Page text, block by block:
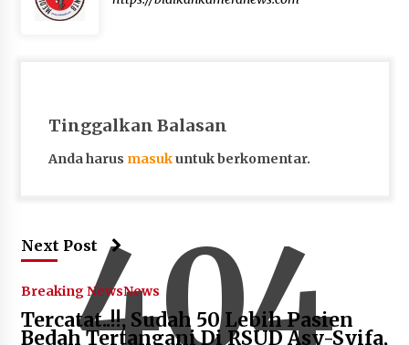
Tinggalkan Balasan
Anda harus masukuntuk berkomentar.
Next Post
Breaking NewsNews
Tercatat..!!, Sudah 50 Lebih Pasien
Bedah Tertangani Di RSUD Asy-Syifa,
404